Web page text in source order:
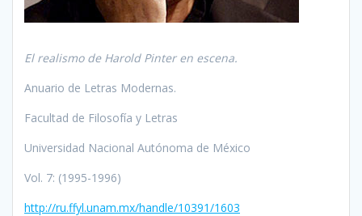
El realismo de Harold Pinter en escena.
Anuario de Letras Modernas.
Facultad de Filosofía y Letras
Universidad Nacional Autónoma de México
Vol. 7: (1995-1996)
http://ru.ffyl.unam.mx/handle/10391/1603